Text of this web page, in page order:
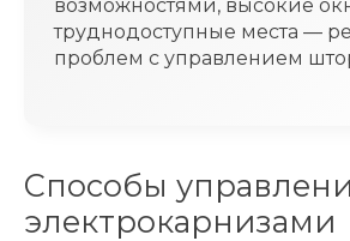
возможностями, высокие
труднодоступные места —
проблем с управлением
Способы
электрокарнизами